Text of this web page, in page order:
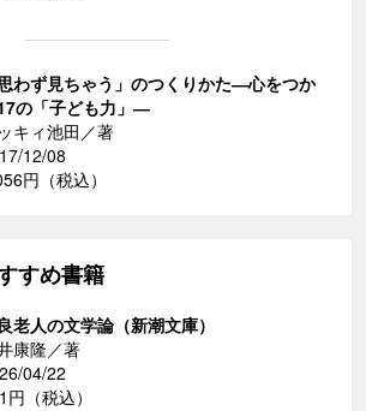
思わず見ちゃう」のつくりかた―心をつか
の「子ども力」―
キィ池田／著
12/08
円（税込）
すめ書籍
老人の文学論（新潮文庫）
康隆／著
04/22
円（税込）